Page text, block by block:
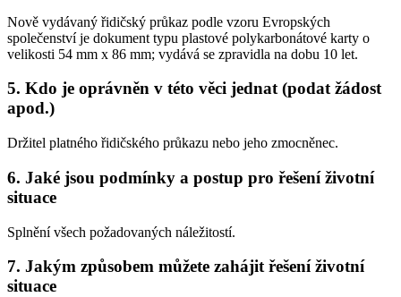
Nově vydávaný řidičský průkaz podle vzoru Evropských
společenství je dokument typu plastové polykarbonátové karty o
velikosti 54 mm x 86 mm; vydává se zpravidla na dobu 10 let.
5. Kdo je oprávněn v této věci jednat (podat žádost
apod.)
Držitel platného řidičského průkazu nebo jeho zmocněnec.
6. Jaké jsou podmínky a postup pro řešení životní
situace
Splnění všech požadovaných náležitostí.
7. Jakým způsobem můžete zahájit řešení životní
situace